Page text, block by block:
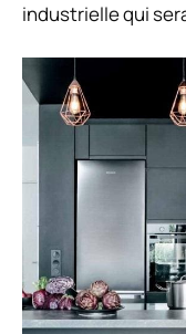
industrielle qui